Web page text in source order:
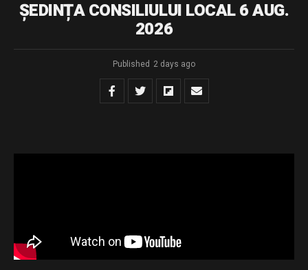
ȘEDINȚA CONSILIULUI LOCAL 6 AUG.
2026
Published 2 days ago